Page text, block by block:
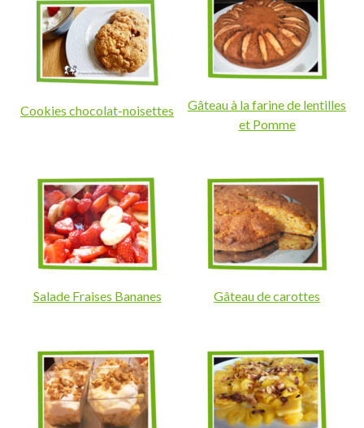
Cookies chocolat-noisettes
Gâteau à la farine de lentilles
et Pomme
Salade Fraises Bananes Gâteau de carottes